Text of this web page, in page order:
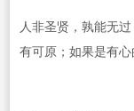
人非圣贤，孰能无
有可原；如果是有心